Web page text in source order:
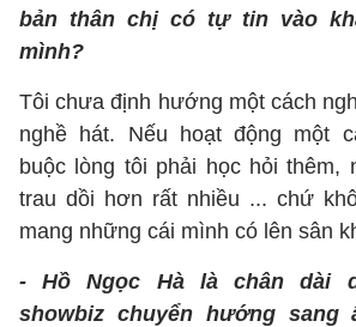
bản thân chị có tự tin vào
mình?
Tôi chưa định hướng một cách
nghề hát. Nếu hoạt động một
buộc lòng tôi phải học hỏi thêm,
trau dồi hơn rất nhiều ... chứ
mang những cái mình có lên sân
- Hồ Ngọc Hà là chân dài
showbiz chuyển hướng sang